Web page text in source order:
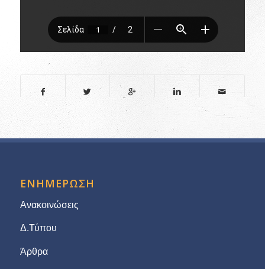
ΕΝΗΜΕΡΩΣΗ
Ανακοινώσεις
Δ.Τύπου
Άρθρα